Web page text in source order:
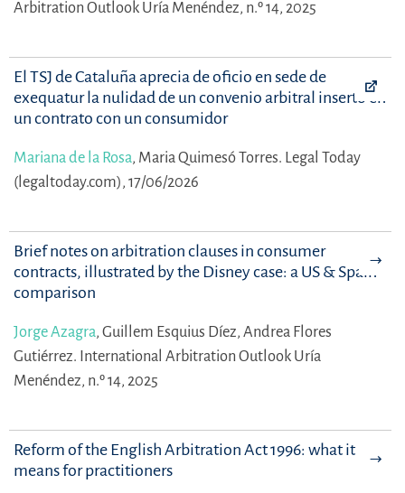
Arbitration Outlook Uría Menéndez, n.º 14, 2025
El TSJ de Cataluña aprecia de oficio en sede de
exequatur la nulidad de un convenio arbitral inserto en
un contrato con un consumidor
Mariana de la Rosa, Maria Quimesó Torres. Legal Today
(legaltoday.com), 17/06/2026
Brief notes on arbitration clauses in consumer
contracts, illustrated by the Disney case: a US & Spain
comparison
Jorge Azagra, Guillem Esquius Díez, Andrea Flores
Gutiérrez. International Arbitration Outlook Uría
Menéndez, n.º 14, 2025
Reform of the English Arbitration Act 1996: what it
means for practitioners